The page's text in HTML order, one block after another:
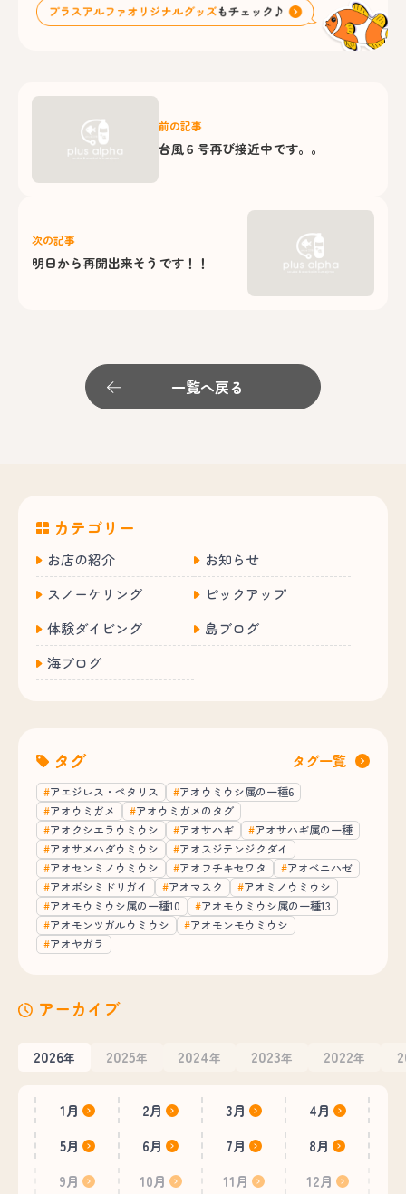
前の記事
台風６号再び接近中です。。
次の記事
明日から再開出来そうです！！
一覧へ戻る
カテゴリー
お店の紹介
お知らせ
スノーケリング
ピックアップ
体験ダイビング
島ブログ
海ブログ
タグ タグ一覧
アエジレス・ペタリス
アオウミウシ属の一種6
アオウミガメ
アオウミガメのタグ
アオクシエラウミウシ
アオサハギ
アオサハギ属の一種
アオサメハダウミウシ
アオスジテンジクダイ
アオセンミノウミウシ
アオフチキセワタ
アオベニハゼ
アオボシミドリガイ
アオマスク
アオミノウミウシ
アオモウミウシ属の一種10
アオモウミウシ属の一種13
アオモンツガルウミウシ
アオモンモウミウシ
アオヤガラ
アーカイブ
2026年 2025年 2024年 2023年 2022年
1月 2月 3月
4月
5月
6月 7月
8月
9月
10月 11月 12月